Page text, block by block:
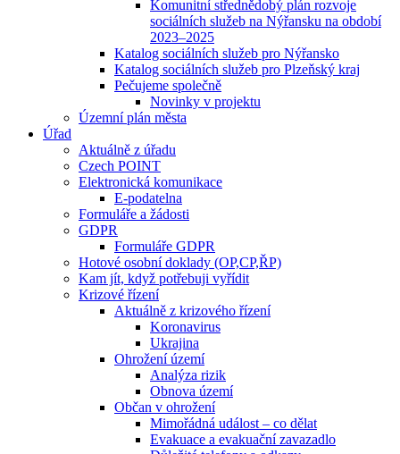
Komunitní střednědobý plán rozvoje
sociálních služeb na Nýřansku na období
2023–2025
Katalog sociálních služeb pro Nýřansko
Katalog sociálních služeb pro Plzeňský kraj
Pečujeme společně
Novinky v projektu
Územní plán města
Úřad
Aktuálně z úřadu
Czech POINT
Elektronická komunikace
E-podatelna
Formuláře a žádosti
GDPR
Formuláře GDPR
Hotové osobní doklady (OP,CP,ŘP)
Kam jít, když potřebuji vyřídit
Krizové řízení
Aktuálně z krizového řízení
Koronavirus
Ukrajina
Ohrožení území
Analýza rizik
Obnova území
Občan v ohrožení
Mimořádná událost – co dělat
Evakuace a evakuační zavazadlo